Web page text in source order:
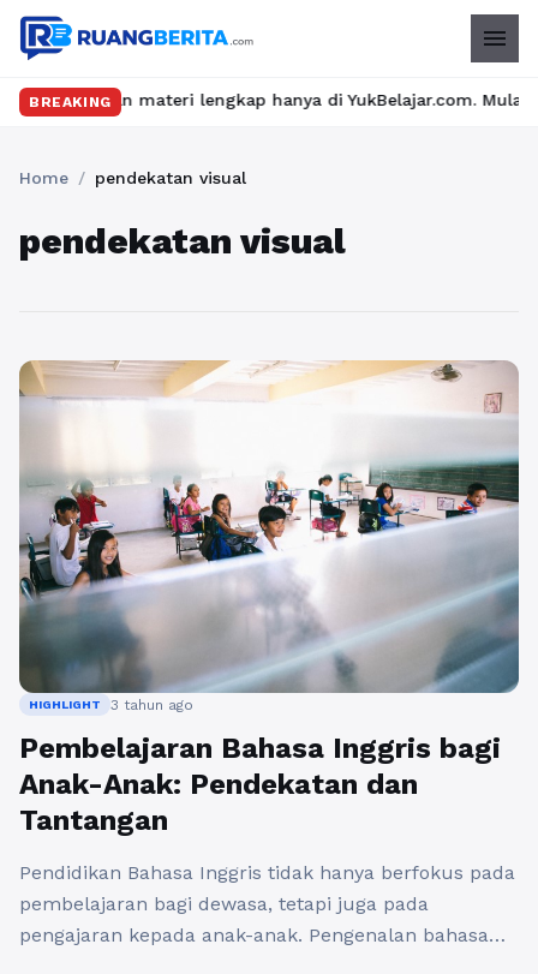
menu
BREAKING
dan materi lengkap hanya di YukBelajar.com. Mulai
Home / pendekatan visual
pendekatan visual
HIGHLIGHT 3 tahun ago
Pembelajaran Bahasa Inggris bagi
Anak-Anak: Pendekatan dan
Tantangan
Pendidikan Bahasa Inggris tidak hanya berfokus pada
pembelajaran bagi dewasa, tetapi juga pada
pengajaran kepada anak-anak. Pengenalan bahasa